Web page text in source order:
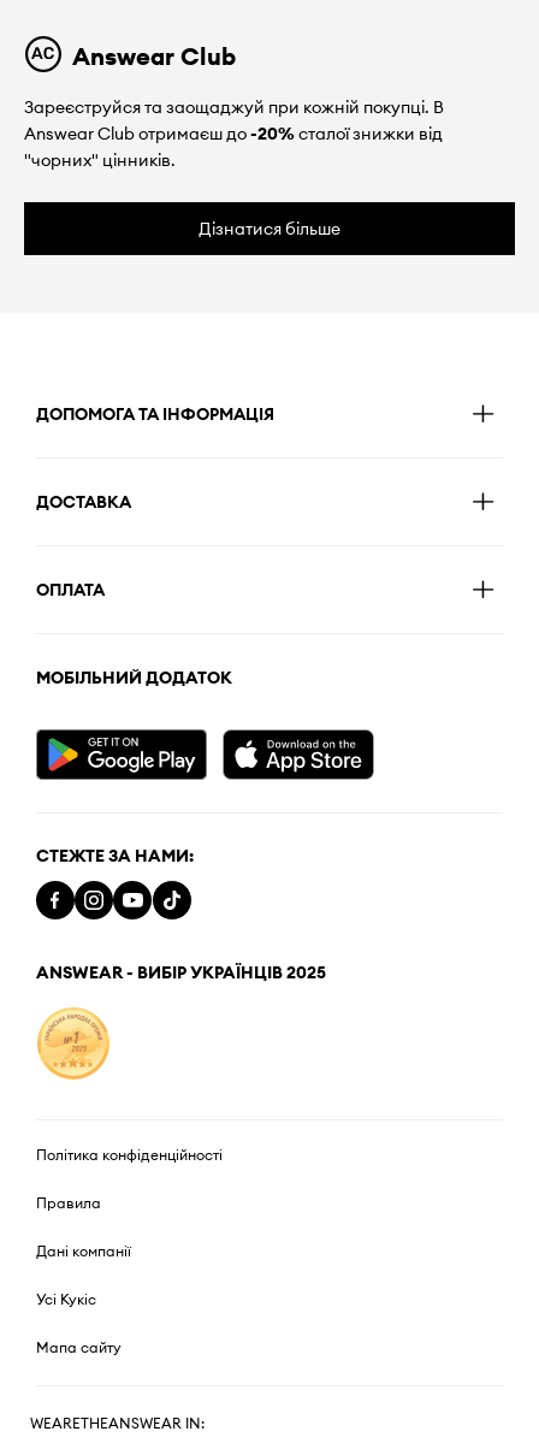
Answear Club
Зареєструйся та заощаджуй при кожній покупці. В
Answear Club отримаєш до-20%сталої знижки від
"чорних" цінників.
Дізнатися більше
ДОПОМОГА ТА ІНФОРМАЦІЯ
ДОСТАВКА
ОПЛАТА
МОБІЛЬНИЙ ДОДАТОК
СТЕЖТЕ ЗА НАМИ:
ANSWEAR - ВИБІР УКРАЇНЦІВ 2025
Політика конфіденційності
Правила
Дані компанії
Усі Кукіс
Мапа сайту
WEARETHEANSWEAR IN: